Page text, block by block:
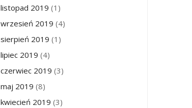
listopad 2019 (1)
wrzesień 2019 (4)
sierpień 2019 (1)
lipiec 2019 (4)
czerwiec 2019 (3)
maj 2019 (8)
kwiecień 2019 (3)